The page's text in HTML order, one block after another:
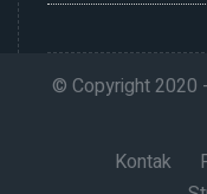
© Copyright 2020 -
Kontak